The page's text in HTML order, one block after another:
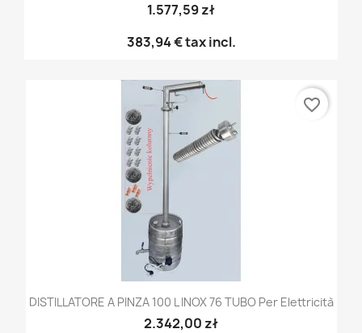
1.577,59 zł
383,94 €tax incl.
DISTILLATORE A PINZA 100 L INOX 76 TUBO Per Elettricità
2.342,00 zł
favorite_border